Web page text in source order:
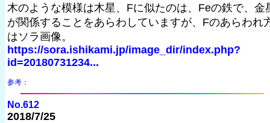
木のような模様は木星、Fに似たのは、Feの鉄で、金
が関係することをあらわしていますが、Fのあらわれ
はソラ画像。
https://sora.ishikami.jp/image_dir/index.php?
id=20180731234...
参考：
No.612
2018/7/25